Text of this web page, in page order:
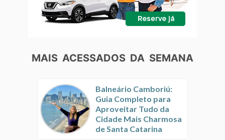
MAIS ACESSADOS DA SEMANA
Balneário Camboriú:
Guia Completo para
Aproveitar Tudo da
Cidade Mais Charmosa
de Santa Catarina